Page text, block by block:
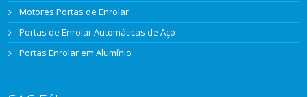
Motores Portas de Enrolar
Portas de Enrolar Automáticas de Aço
Portas Enrolar em Alumínio